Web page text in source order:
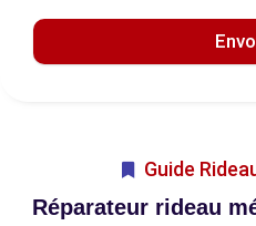
Guide
Réparateur rideau